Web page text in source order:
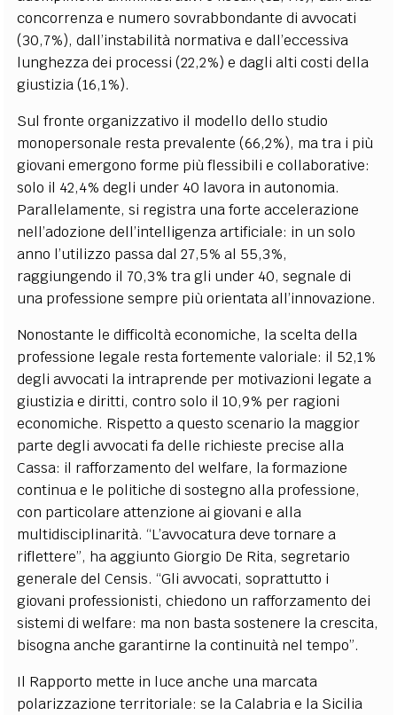
concorrenza e numero sovrabbondante di avvocati
(30,7%), dall’instabilità normativa e dall’eccessiva
lunghezza dei processi (22,2%) e dagli alti costi della
giustizia (16,1%).
Sul fronte organizzativo il modello dello studio
monopersonale resta prevalente (66,2%), ma tra i più
giovani emergono forme più flessibili e collaborative:
solo il 42,4% degli under 40 lavora in autonomia.
Parallelamente, si registra una forte accelerazione
nell’adozione dell’intelligenza artificiale: in un solo
anno l’utilizzo passa dal 27,5% al 55,3%,
raggiungendo il 70,3% tra gli under 40, segnale di
una professione sempre più orientata all’innovazione.
Nonostante le difficoltà economiche, la scelta della
professione legale resta fortemente valoriale: il 52,1%
degli avvocati la intraprende per motivazioni legate a
giustizia e diritti, contro solo il 10,9% per ragioni
economiche. Rispetto a questo scenario la maggior
parte degli avvocati fa delle richieste precise alla
Cassa: il rafforzamento del welfare, la formazione
continua e le politiche di sostegno alla professione,
con particolare attenzione ai giovani e alla
multidisciplinarità. “L’avvocatura deve tornare a
riflettere”, ha aggiunto Giorgio De Rita, segretario
generale del Censis. “Gli avvocati, soprattutto i
giovani professionisti, chiedono un rafforzamento dei
sistemi di welfare: ma non basta sostenere la crescita,
bisogna anche garantirne la continuità nel tempo”.
Il Rapporto mette in luce anche una marcata
polarizzazione territoriale: se la Calabria e la Sicilia